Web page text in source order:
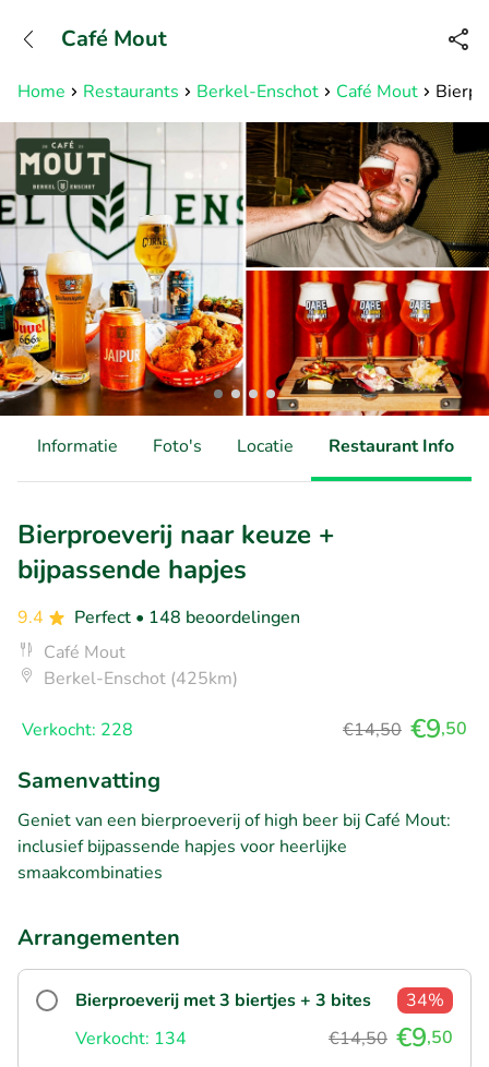
Bereikbaar tot 23:00 uur
Home Restaurants Berkel-Enschot Café Mout
Café Mout
Informatie Foto's Locatie Restaurant Info
Bierproeverij naar keuze +
bijpassende hapjes
9.4 Perfect • 148 beoordelingen
Café Mout
Berkel-Enschot (425km)
Verkocht: 228 €14,50 €9,50
Samenvatting
Geniet van een bierproeverij of high beer bij Café Mout:
inclusief bijpassende hapjes voor heerlijke
smaakcombinaties
Arrangementen
Bierproeverij met 3 biertjes + 3 bites
34%
Verkocht: 134
€14,50 €9,50